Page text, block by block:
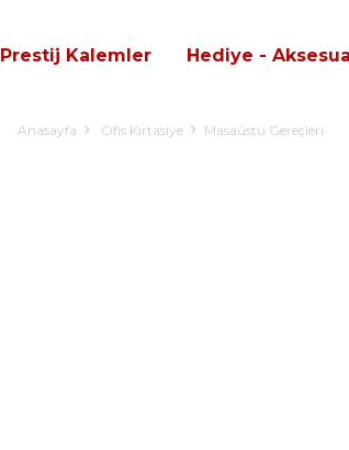
Prestij Kalemler Hediye -
Anasayfa Ofis Kırtasiye Masaüstü Gereçleri